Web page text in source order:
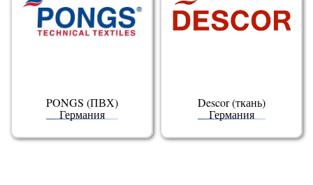
PONGS (ПВХ)
Германия
Descor (ткань)
Германия